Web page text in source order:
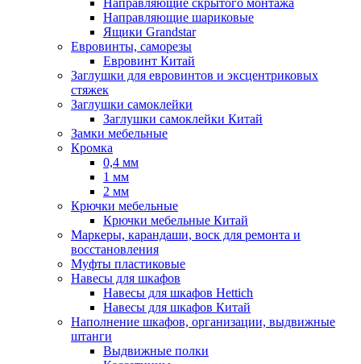
Направляющие скрытого монтажа
Направляющие шариковые
Ящики Grandstar
Евровинты, саморезы
Евровинт Китай
Заглушки для евровинтов и эксцентриковых
стяжек
Заглушки самоклейки
Заглушки самоклейки Китай
Замки мебельные
Кромка
0,4 мм
1 мм
2 мм
Крючки мебельные
Крючки мебельные Китай
Маркеры, карандаши, воск для ремонта и
восстановления
Муфты пластиковые
Навесы для шкафов
Навесы для шкафов Hettich
Навесы для шкафов Китай
Наполнение шкафов, организации, выдвижные
штанги
Выдвижные полки